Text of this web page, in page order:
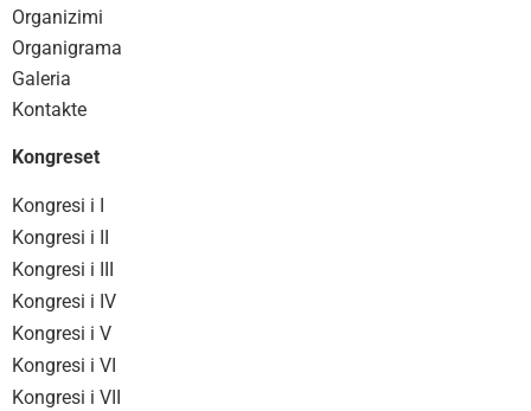
Organizimi
Organigrama
Galeria
Kontakte
Kongreset
Kongresi i I
Kongresi i II
Kongresi i III
Kongresi i IV
Kongresi i V
Kongresi i VI
Kongresi i VII